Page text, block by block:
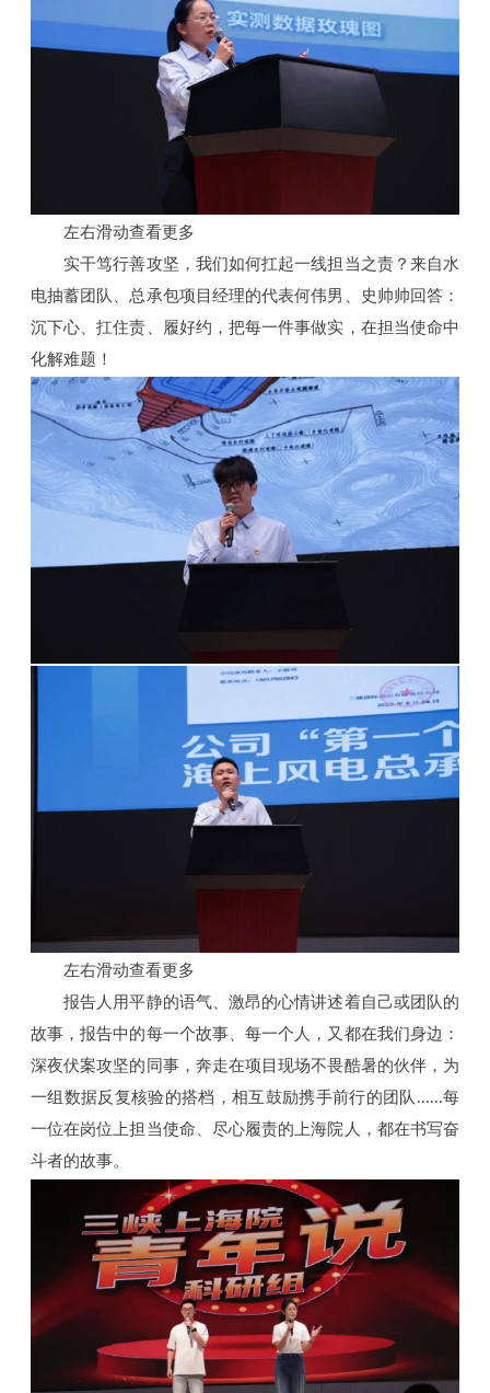
左右滑动查看更多
实干笃行善攻坚，我们如何扛起一线担当之责？来自水
电抽蓄团队、总承包项目经理的代表何伟男、史帅帅回答：
沉下心、扛住责、履好约，把每一件事做实，在担当使命中
化解难题！
左右滑动查看更多
报告人用平静的语气、激昂的心情讲述着自己或团队的
故事，报告中的每一个故事、每一个人，又都在我们身边：
深夜伏案攻坚的同事，奔走在项目现场不畏酷暑的伙伴，为
一组数据反复核验的搭档，相互鼓励携手前行的团队......每
一位在岗位上担当使命、尽心履责的上海院人，都在书写奋
斗者的故事。